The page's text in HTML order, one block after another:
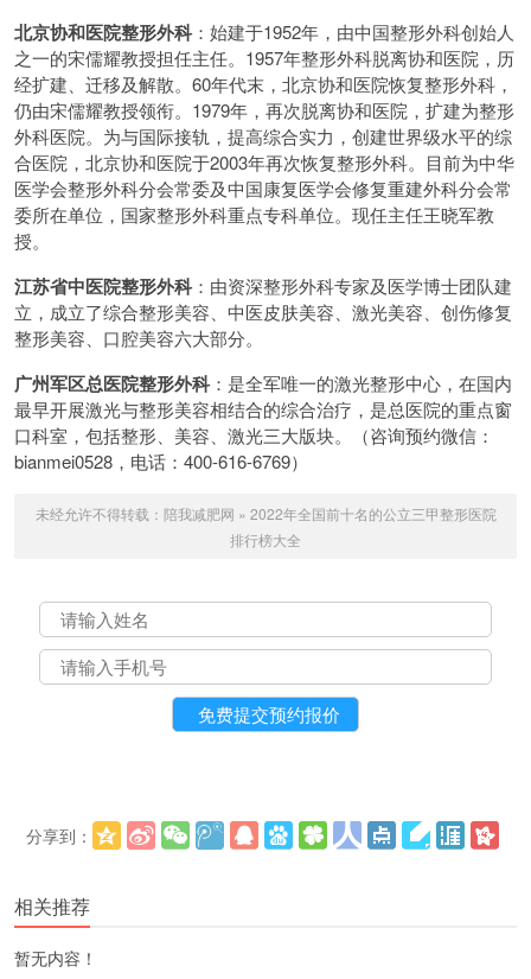
北京协和医院整形外科：始建于1952年，由中国整形外科创始人
之一的宋儒耀教授担任主任。1957年整形外科脱离协和医院，历
经扩建、迁移及解散。60年代末，北京协和医院恢复整形外科，
仍由宋儒耀教授领衔。1979年，再次脱离协和医院，扩建为整形
外科医院。为与国际接轨，提高综合实力，创建世界级水平的综
合医院，北京协和医院于2003年再次恢复整形外科。目前为中华
医学会整形外科分会常委及中国康复医学会修复重建外科分会常
委所在单位，国家整形外科重点专科单位。现任主任王晓军教
授。
江苏省中医院整形外科：由资深整形外科专家及医学博士团队建
立，成立了综合整形美容、中医皮肤美容、激光美容、创伤修复
整形美容、口腔美容六大部分。
广州军区总医院整形外科：是全军唯一的激光整形中心，在国内
最早开展激光与整形美容相结合的综合治疗，是总医院的重点窗
口科室，包括整形、美容、激光三大版块。（咨询预约微信：
bianmei0528，电话：400-616-6769）
未经允许不得转载： 陪我减肥网 » 2022年全国前十名的公立三甲整形医院
排行榜大全
分享到：
相关推荐
暂无内容！